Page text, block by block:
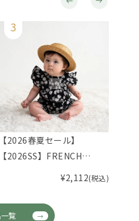
【2026春夏セール】
【2026SS】FRENCH
グ）スモッキングカバーオ
ル F
¥2,112(税込)
覧